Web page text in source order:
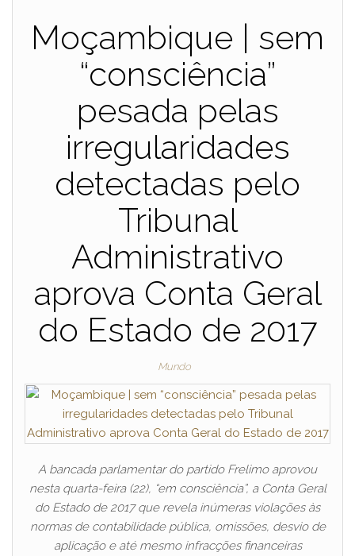
Moçambique | sem
“consciência”
pesada pelas
irregularidades
detectadas pelo
Tribunal
Administrativo
aprova Conta Geral
do Estado de 2017
Mundo
A bancada parlamentar do partido Frelimo aprovou
nesta quarta-feira (22), “em consciência”, a Conta Geral
do Estado de 2017 que revela inúmeras violações às
normas de contabilidade pública, omissões, desvio de
aplicação e até mesmo infracções financeiras